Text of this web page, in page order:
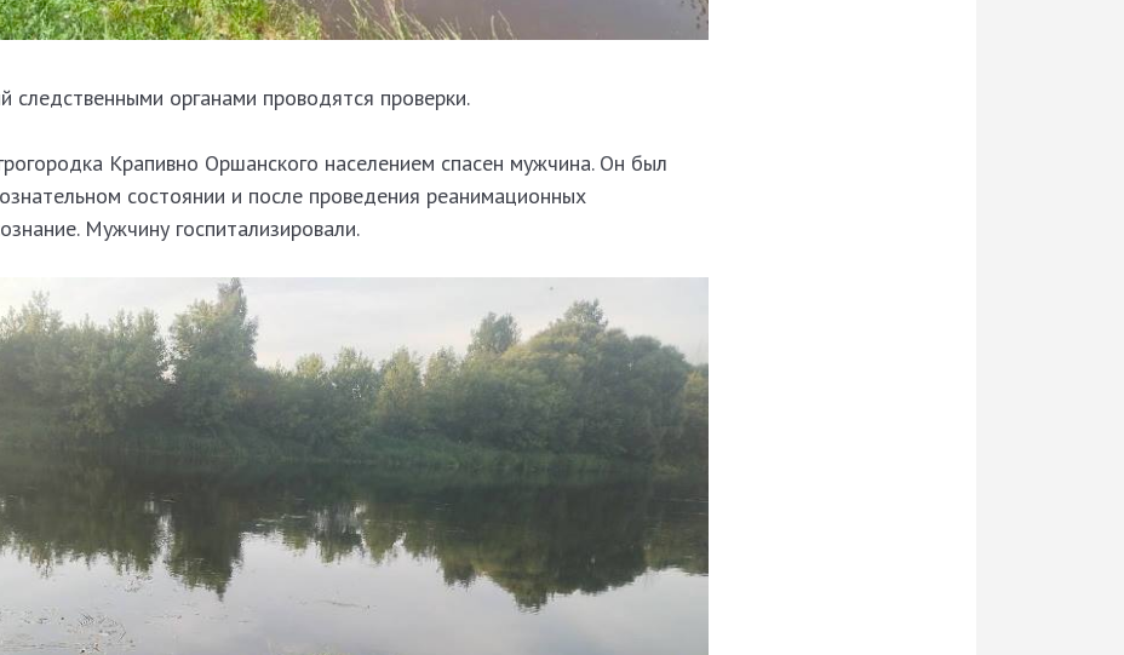
следственными органами проводятся проверки.
Крапивно Оршанского населением спасен мужчина. Он был
состоянии и после проведения реанимационных
Мужчину госпитализировали.